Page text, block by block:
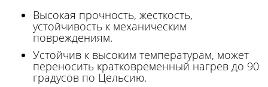
Высокая прочность, жесткость,
устойчивость к механическим
повреждениям.
Устойчив к высоким температурам, может
переносить кратковременный нагрев до 90
градусов по Цельсию.